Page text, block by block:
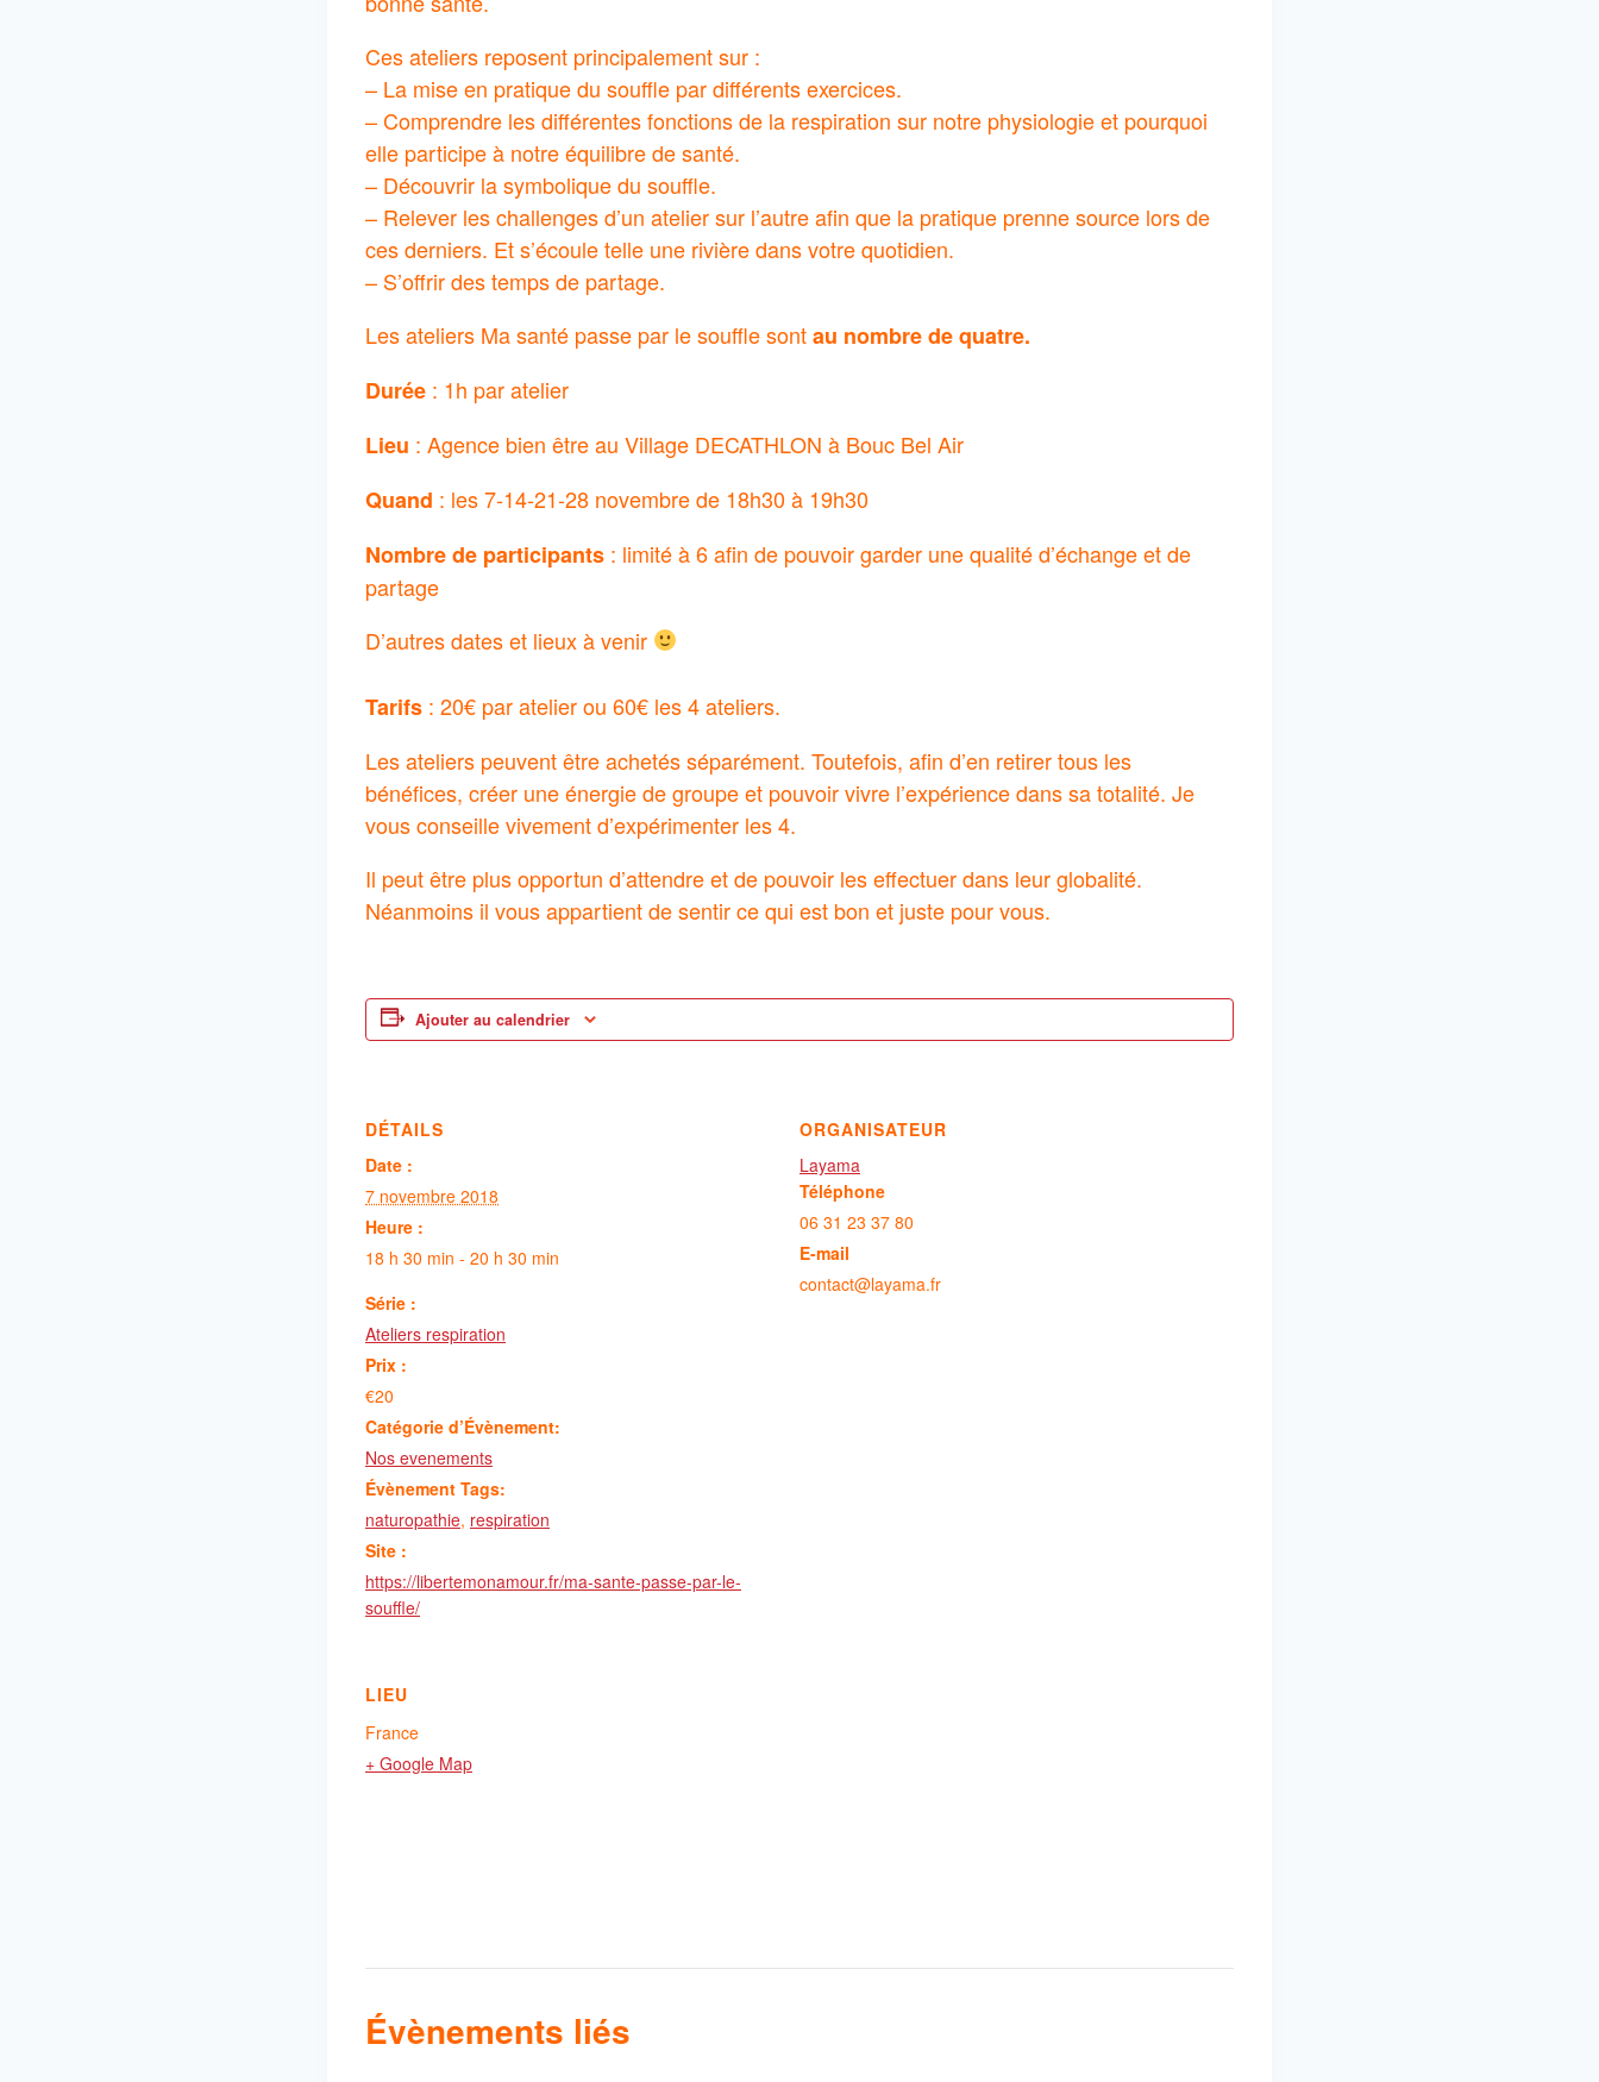
Ces ateliers reposent principalement sur :
– La mise en pratique du souffle par différents exercices.
– Comprendre les différentes fonctions de la respiration sur notre physiologie et pourquoi
elle participe à notre équilibre de santé.
– Découvrir la symbolique du souffle.
– Relever les challenges d’un atelier sur l’autre afin que la pratique prenne source lors de
ces derniers. Et s’écoule telle une rivière dans votre quotidien.
– S’offrir des temps de partage.
Les ateliers Ma santé passe par le souffle sontau nombre de quatre.
Durée : 1h par atelier
Lieu : Agence bien être au Village DECATHLON à Bouc Bel Air
Quand : les 7-14-21-28 novembre de 18h30 à 19h30
Nombre de participants : limité à 6 afin de pouvoir garder une qualité d’échange et de
partage
D’autres dates et lieux à venir
Tarifs : 20€ par atelier ou 60€ les 4 ateliers.
Les ateliers peuvent être achetés séparément. Toutefois, afin d’en retirer tous les
bénéfices, créer une énergie de groupe et pouvoir vivre l’expérience dans sa totalité. Je
vous conseille vivement d’expérimenter les 4.
Il peut être plus opportun d’attendre et de pouvoir les effectuer dans leur globalité.
Néanmoins il vous appartient de sentir ce qui est bon et juste pour vous.
Ajouter au calendrier
DÉTAILS
Date :
7 novembre 2018
Heure :
18 h 30 min - 20 h 30 min
Série :
Ateliers respiration
Prix :
€20
Catégorie d’Évènement:
Nos evenements
Évènement Tags:
naturopathie, respiration
Site :
https://libertemonamour.fr/ma-sante-passe-par-le-
souffle/
ORGANISATEUR
Layama
Téléphone
06 31 23 37 80
E-mail
contact@layama.fr
LIEU
France
+ Google Map
Évènements liés